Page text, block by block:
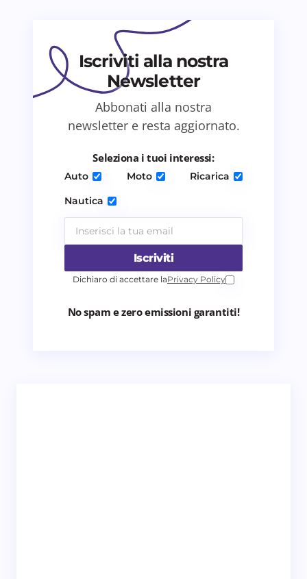
Salva il mio nome e email in questo browser
Invia commento
Iscriviti alla nostra
Newsletter
Abbonati alla nostra
newsletter e resta aggiornato.
Seleziona i tuoi interessi:
Auto Moto
Ricarica
Nautica
Iscriviti
Dichiaro di accettare laPrivacy Policy
No spam e zero emissioni garantiti!